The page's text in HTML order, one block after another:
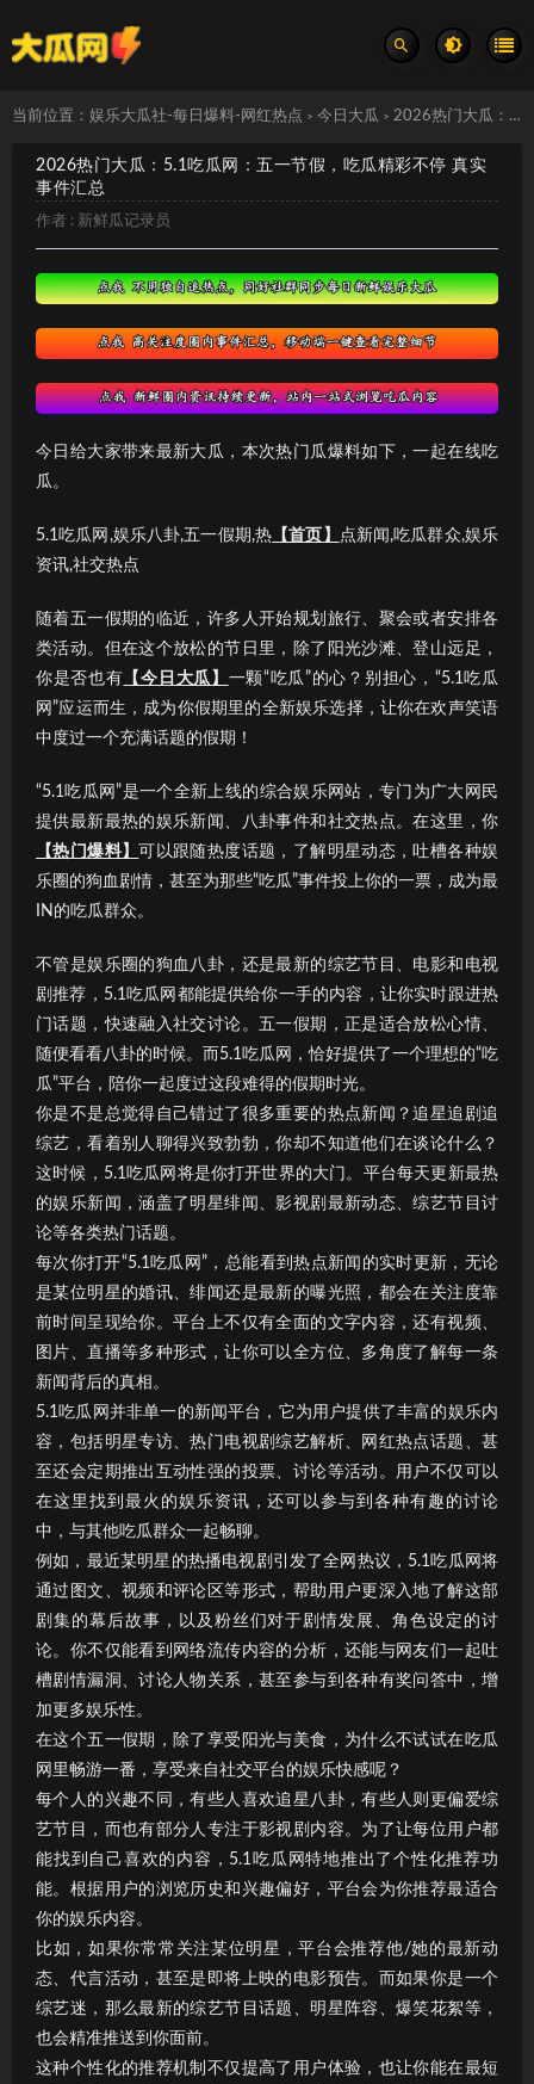
当前位置： 娱乐大瓜社-每日爆料-网红热点 > 今日大瓜 > 2026热门大瓜：5.1吃瓜网：五一节假，吃瓜精彩不停 真实事件汇总
2026热门大瓜：5.1吃瓜网：五一节假，吃瓜精彩不停 真实
事件汇总
作者 : 新鲜瓜记录员
今日给大家带来最新大瓜，本次热门瓜爆料如下，一起在线吃
瓜。
5.1吃瓜网,娱乐八卦,五一假期,热 【首页】
点新闻,吃瓜群众,娱乐
资讯,社交热点
随着五一假期的临近，许多人开始规划旅行、聚会或者安排各
类活动。但在这个放松的节日里，除了阳光沙滩、登山远足，
你是否也有 【今日大瓜】 一颗“吃瓜”的心？别担心，“5.1吃瓜
网”应运而生，成为你假期里的全新娱乐选择，让你在欢声笑语
中度过一个充满话题的假期！
“5.1吃瓜网”是一个全新上线的综合娱乐网站，专门为广大网民
提供最新最热的娱乐新闻、八卦事件和社交热点。在这里，你
【热门爆料】可以跟随热度话题，了解明星动态，吐槽各种娱
乐圈的狗血剧情，甚至为那些“吃瓜”事件投上你的一票，成为最
IN的吃瓜群众。
不管是娱乐圈的狗血八卦，还是最新的综艺节目、电影和电视
剧推荐，5.1吃瓜网都能提供给你一手的内容，让你实时跟进热
门话题，快速融入社交讨论。五一假期，正是适合放松心情、
随便看看八卦的时候。而5.1吃瓜网，恰好提供了一个理想的“吃
瓜”平台，陪你一起度过这段难得的假期时光。
你是不是总觉得自己错过了很多重要的热点新闻？追星追剧追
综艺，看着别人聊得兴致勃勃，你却不知道他们在谈论什么？
这时候，5.1吃瓜网将是你打开世界的大门。平台每天更新最热
的娱乐新闻，涵盖了明星绯闻、影视剧最新动态、综艺节目讨
论等各类热门话题。
每次你打开“5.1吃瓜网”，总能看到热点新闻的实时更新，无论
是某位明星的婚讯、绯闻还是最新的曝光照，都会在关注度靠
前时间呈现给你。平台上不仅有全面的文字内容，还有视频、
图片、直播等多种形式，让你可以全方位、多角度了解每一条
新闻背后的真相。
5.1吃瓜网并非单一的新闻平台，它为用户提供了丰富的娱乐内
容，包括明星专访、热门电视剧综艺解析、网红热点话题、甚
至还会定期推出互动性强的投票、讨论等活动。用户不仅可以
在这里找到最火的娱乐资讯，还可以参与到各种有趣的讨论
中，与其他吃瓜群众一起畅聊。
例如，最近某明星的热播电视剧引发了全网热议，5.1吃瓜网将
通过图文、视频和评论区等形式，帮助用户更深入地了解这部
剧集的幕后故事，以及粉丝们对于剧情发展、角色设定的讨
论。你不仅能看到网络流传内容的分析，还能与网友们一起吐
槽剧情漏洞、讨论人物关系，甚至参与到各种有奖问答中，增
加更多娱乐性。
在这个五一假期，除了享受阳光与美食，为什么不试试在吃瓜
网里畅游一番，享受来自社交平台的娱乐快感呢？
每个人的兴趣不同，有些人喜欢追星八卦，有些人则更偏爱综
艺节目，而也有部分人专注于影视剧内容。为了让每位用户都
能找到自己喜欢的内容，5.1吃瓜网特地推出了个性化推荐功
能。根据用户的浏览历史和兴趣偏好，平台会为你推荐最适合
你的娱乐内容。
比如，如果你常常关注某位明星，平台会推荐他/她的最新动
态、代言活动，甚至是即将上映的电影预告。而如果你是一个
综艺迷，那么最新的综艺节目话题、明星阵容、爆笑花絮等，
也会精准推送到你面前。
这种个性化的推荐机制不仅提高了用户体验，也让你能在最短